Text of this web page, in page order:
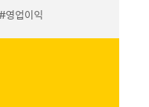
영업이익